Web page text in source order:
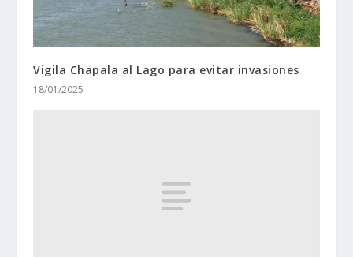
Vigila Chapala al Lago para evitar invasiones
18/01/2025